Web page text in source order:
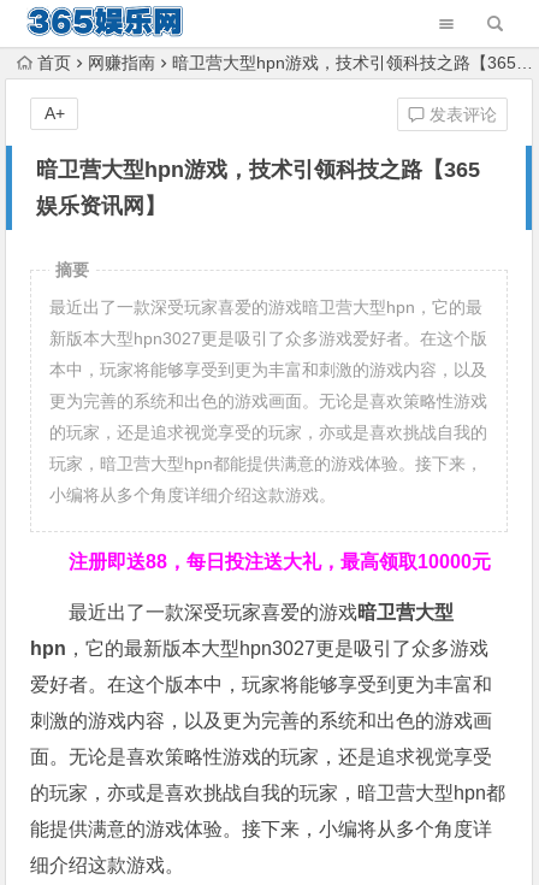
首页 网赚指南 暗卫营大型hpn游戏，技术引领科技之路【365娱乐资讯网】
暗卫营大型hpn游戏，技术引领科技之路【365
娱乐资讯网】
发表评论
A+
摘要
最近出了一款深受玩家喜爱的游戏暗卫营大型hpn，它的最
新版本大型hpn3027更是吸引了众多游戏爱好者。在这个版
本中，玩家将能够享受到更为丰富和刺激的游戏内容，以及
更为完善的系统和出色的游戏画面。无论是喜欢策略性游戏
的玩家，还是追求视觉享受的玩家，亦或是喜欢挑战自我的
玩家，暗卫营大型hpn都能提供满意的游戏体验。接下来，
小编将从多个角度详细介绍这款游戏。
注册即送88，每日投注送大礼，最高领取10000元
最近出了一款深受玩家喜爱的游戏暗卫营大型
hpn ，它的最新版本大型hpn3027更是吸引了众多游戏
爱好者。在这个版本中，玩家将能够享受到更为丰富和
刺激的游戏内容，以及更为完善的系统和出色的游戏画
面。无论是喜欢策略性游戏的玩家，还是追求视觉享受
的玩家，亦或是喜欢挑战自我的玩家，暗卫营大型hpn都
能提供满意的游戏体验。接下来，小编将从多个角度详
细介绍这款游戏。